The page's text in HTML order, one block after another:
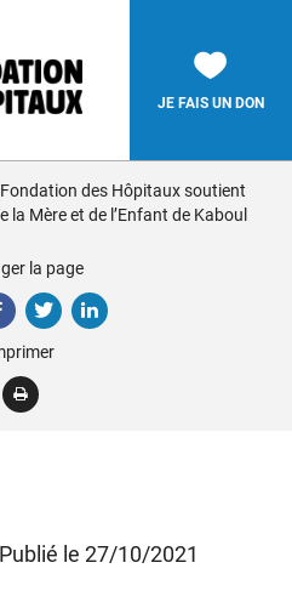
JE FAIS UN DON
des Hôpitaux soutient
la Mère et de l’Enfant de Kaboul
la page
Publié le 27/10/2021